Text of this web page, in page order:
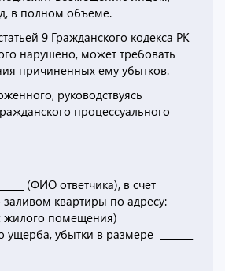
в полном объеме.
9 Гражданского кодекса РК
нарушено, может требовать
причиненных ему убытков.
руководствуясь
процессуального
(ФИО ответчика), в счет
квартиры по адресу:
жилого помещения)
убытки в размере _______